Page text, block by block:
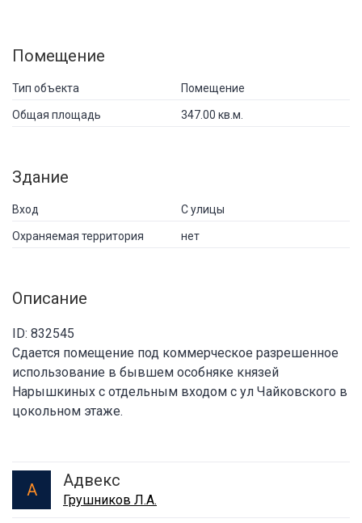
Помещение
Тип объекта Помещение
Общая площадь 347.00 кв.м.
Здание
Вход С улицы
Охраняемая территория нет
Описание
ID: 832545
Сдается помещение под коммерческое разрешенное
использование в бывшем особняке князей
Нарышкиных с отдельным входом с ул Чайковского в
цокольном этаже.
А Адвекс
Грушников Л.А.